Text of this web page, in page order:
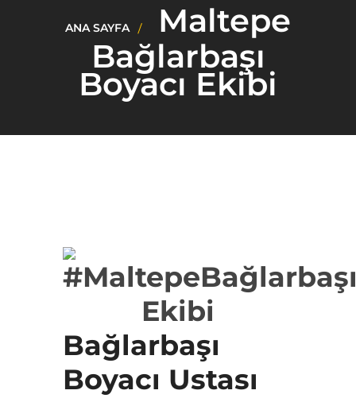
ANA SAYFA
Maltepe
Bağlarbaşı
Boyacı Ekibi
Bağlarbaşı
Boyacı Ustası